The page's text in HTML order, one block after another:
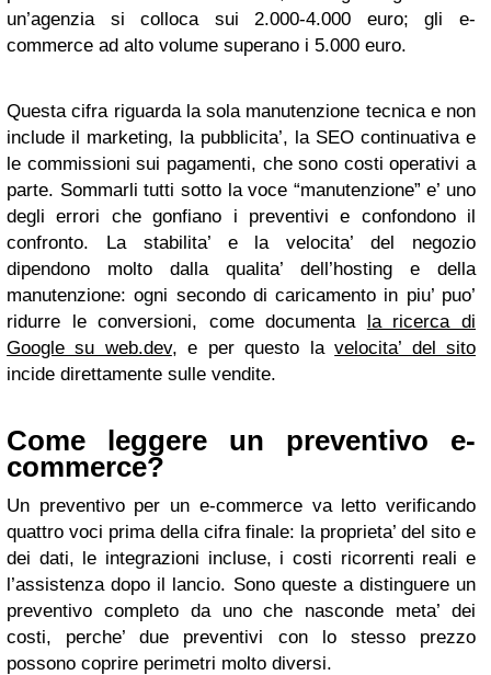
un’agenzia si colloca sui 2.000-4.000 euro; gli e-
commerce ad alto volume superano i 5.000 euro.
Questa cifra riguarda la sola manutenzione tecnica e non
include il marketing, la pubblicita’, la SEO continuativa e
le commissioni sui pagamenti, che sono costi operativi a
parte. Sommarli tutti sotto la voce “manutenzione” e’ uno
degli errori che gonfiano i preventivi e confondono il
confronto. La stabilita’ e la velocita’ del negozio
dipendono molto dalla qualita’ dell’hosting e della
manutenzione: ogni secondo di caricamento in piu’ puo’
ridurre le conversioni, come documenta la ricerca di
Google su web.dev, e per questo lavelocita’ del sito
incide direttamente sulle vendite.
Come leggere un preventivo e-
commerce?
Un preventivo per un e-commerce va letto verificando
quattro voci prima della cifra finale: la proprieta’ del sito e
dei dati, le integrazioni incluse, i costi ricorrenti reali e
l’assistenza dopo il lancio. Sono queste a distinguere un
preventivo completo da uno che nasconde meta’ dei
costi, perche’ due preventivi con lo stesso prezzo
possono coprire perimetri molto diversi.